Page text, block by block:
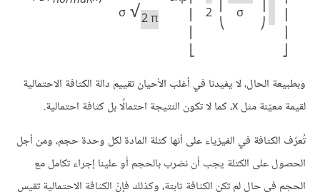
σ √2 π
⎣
2
⎝
σ
⎠
⎦
وبطبيعة الحال، لا يفيدنا في أغلب الأحيان تقييم دالة الكثافة الاحتمالية
لقيمة معيّنة مثل x، كما لا تكون النتيجة احتمالًا بل كثافة احتمالية.
تُعرّف الكثافة في الفيزياء على أنها كتلة المادة لكل وحدة حجم، ومن أجل
الحصول على الكتلة يجب أن نضرب بالحجم أو علينا إجراء تكامل مع
الحجم في حال لم تكن الكثافة ثابتة، وكذلك فإنّ الكثافة الاحتمالية تقيس